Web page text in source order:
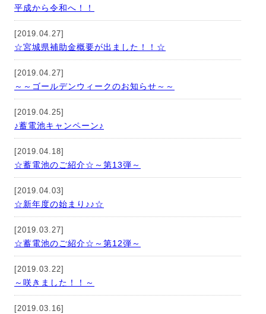
平成から令和へ！！
[2019.04.27]
☆宮城県補助金概要が出ました！！☆
[2019.04.27]
～～ゴールデンウィークのお知らせ～～
[2019.04.25]
♪蓄電池キャンペーン♪
[2019.04.18]
☆蓄電池のご紹介☆～第13弾～
[2019.04.03]
☆新年度の始まり♪♪☆
[2019.03.27]
☆蓄電池のご紹介☆～第12弾～
[2019.03.22]
～咲きました！！～
[2019.03.16]